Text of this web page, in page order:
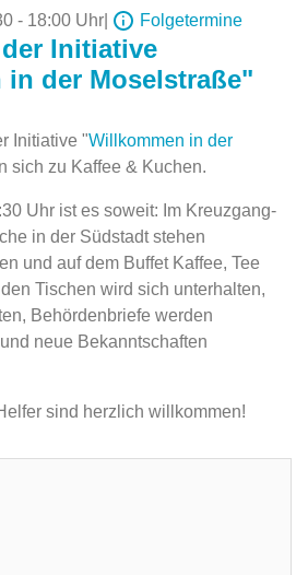
- 18:00 Uhr Folgetermine
Initiative
der Moselstraße"
Initiative "Willkommen in der
sich zu Kaffee & Kuchen.
Uhr ist es soweit: Im Kreuzgang-
in der ‎Südstadt stehen
und auf dem Buffet Kaffee, ‎Tee
Tischen wird sich unterhalten,
Behördenbriefe werden
neue Bekanntschaften
sind herzlich willkommen!